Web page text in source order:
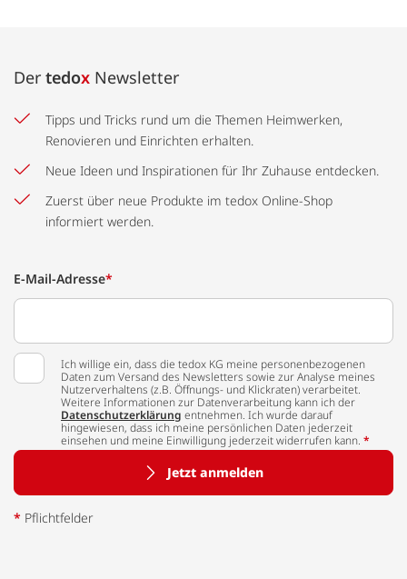
Der tedox Newsletter
Tipps und Tricks rund um die Themen Heimwerken,
Renovieren und Einrichten erhalten.
Neue Ideen und Inspirationen für Ihr Zuhause entdecken.
Zuerst über neue Produkte im tedox Online-Shop
informiert werden.
E-Mail-Adresse*
Ich willige ein, dass die tedox KG meine personenbezogenen
Daten zum Versand des Newsletters sowie zur Analyse meines
Nutzerverhaltens (z.B. Öffnungs- und Klickraten) verarbeitet.
Weitere Informationen zur Datenverarbeitung kann ich der
Datenschutzerklärung entnehmen. Ich wurde darauf
hingewiesen, dass ich meine persönlichen Daten jederzeit
einsehen und meine Einwilligung jederzeit widerrufen kann. *
Jetzt anmelden
* Pflichtfelder